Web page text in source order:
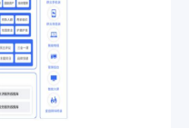
，实时呈现订单量、销售
者快速判断业务走势。 多
务” 等模块的信息互通
、财务核算），减少跨环
期积累订单、销售等数
等深度分析，优化运营与